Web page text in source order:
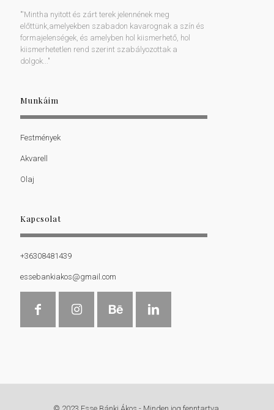
"'Mintha nyitott és zárt terek jelennének meg
előttünk,amelyekben szabadon kavarognak a szín és
formajelenségek, és amelyben hol kiismerhető, hol
kiismerhetetlen rend szerint szabályozottak a
dolgok..."
Munkáim
Festmények
Akvarell
Olaj
Kapcsolat
+36308481439
essebankiakos@gmail.com